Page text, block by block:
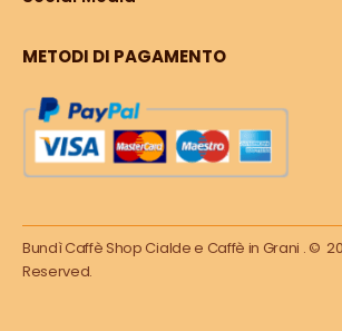
METODI DI PAGAMENTO
Bundì Caffè Shop Cialde e Caffè in Grani . ©
Reserved.